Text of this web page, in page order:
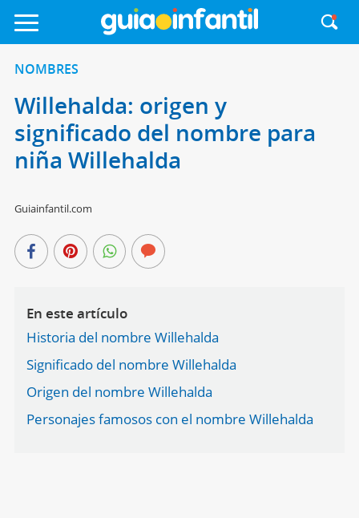
NOMBRES
Willehalda: origen y
significado del nombre para
niña Willehalda
Guiainfantil.com
En este artículo
Historia del nombre Willehalda
Significado del nombre Willehalda
Origen del nombre Willehalda
Personajes famosos con el nombre Willehalda